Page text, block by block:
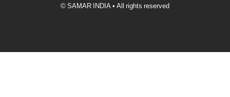
© SAMAR INDIA • All rights reserved